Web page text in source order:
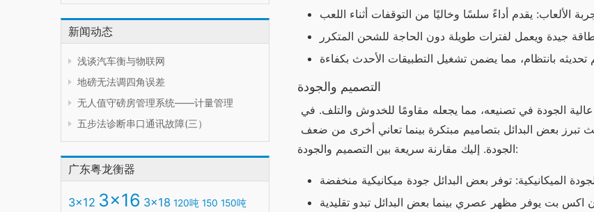
新闻动态
浅谈汽车衡与物联网
地磅无法调四角误差
无人值守磅房管理系统——计量管理
五步法诊断串口通讯故障(三）
广东粤龙衡器
3x12 3x16 3x18 120吨 150 150吨
التصميم والجودة
الجودة. إليك مقارنة سريعة بين التصميم والجودة: